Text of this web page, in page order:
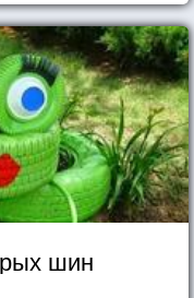
шин